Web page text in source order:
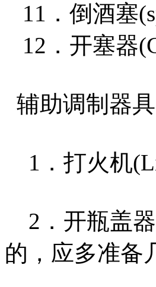
11．倒酒塞
12．开塞器
辅助调制器具
1．打火机
2．开瓶盖器
的，应多准备